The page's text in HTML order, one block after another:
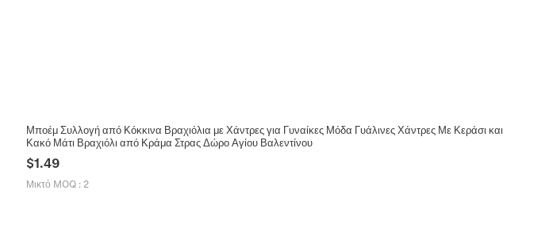
Μποέμ Συλλογή από Κόκκινα Βραχιόλια με Χάντρες για Γυναίκες Μόδα Γυάλινες Χάντρες Με Κεράσι και
Κακό Μάτι Βραχιόλι από Κράμα Στρας Δώρο Αγίου Βαλεντίνου
$1.49
Μικτό MOQ : 2